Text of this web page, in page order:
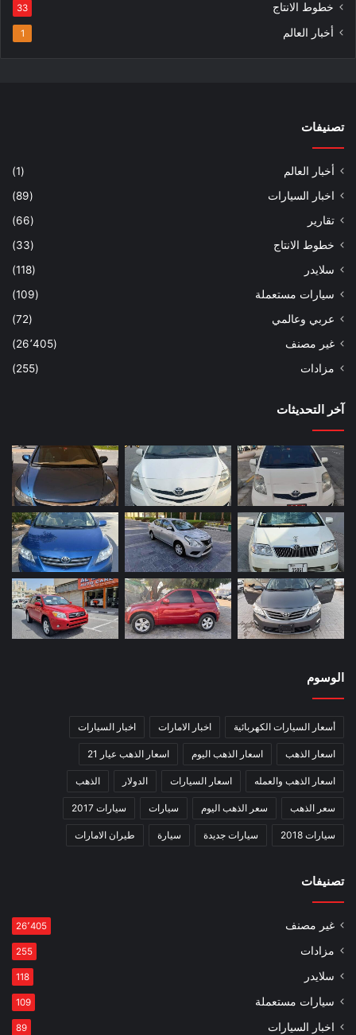
خطوط الانتاج 33
أخبار العالم 1
تصنيفات
أخبار العالم
(1)
اخبار السيارات
(89)
تقارير
(66)
خطوط الانتاج
(33)
سلايدر
(118)
سيارات مستعملة
(109)
عربي وعالمي
(72)
غير مصنف
(26٬405)
مزادات
(255)
آخر التحديثات
الوسوم
أسعار السيارات الكهربائية اخبار الامارات اخبار السيارات
اسعار الذهب اسعار الذهب اليوم اسعار الذهب عيار 21
اسعار الذهب والعمله اسعار السيارات الدولار الذهب
سعر الذهب سعر الذهب اليوم سيارات سيارات 2017
سيارات 2018 سيارات جديدة سيارة طيران الامارات
تصنيفات
غير مصنف 26٬405
مزادات 255
سلايدر 118
سيارات مستعملة 109
اخبار السيارات 89